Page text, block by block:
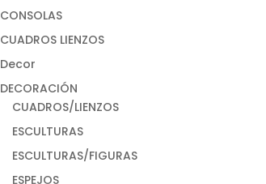
CONSOLAS
CUADROS LIENZOS
Decor
DECORACIÓN
CUADROS/LIENZOS
ESCULTURAS
ESCULTURAS/FIGURAS
ESPEJOS